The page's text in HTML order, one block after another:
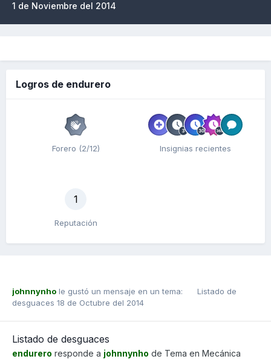
1 de Noviembre del 2014
Logros de endurero
Forero (2/12) Insignias recientes
1
Reputación
johnnynho le gustó un mensaje en un tema:
Listado de
desguaces 18 de Octubre del 2014
Listado de desguaces
endurero responde a johnnynho de Tema en Mecánica